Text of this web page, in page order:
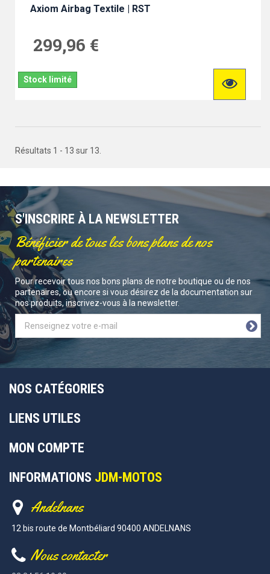
Axiom Airbag Textile | RST
299,96 €
Stock limité
Résultats 1 - 13 sur 13.
S'INSCRIRE À LA NEWSLETTER
Bénéficier de tous les bons plans de nos
partenaires
Pour recevoir tous nos bons plans de notre boutique ou de nos
partenaires, ou encore si vous désirez de la documentation sur
nos produits, inscrivez-vous à la newsletter.
NOS CATÉGORIES
LIENS UTILES
MON COMPTE
INFORMATIONS JDM-MOTOS
Andelnans
12 bis route de Montbéliard 90400 ANDELNANS
Nous contacter